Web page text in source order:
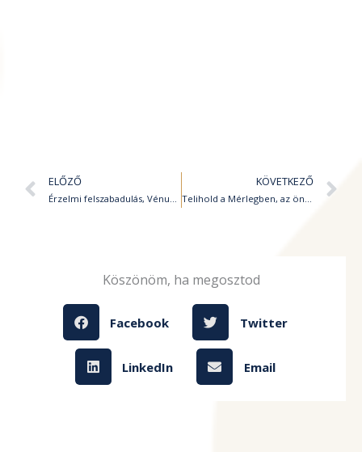
Előző
ELŐZŐ
Érzelmi felszabadulás, Vénusz-Uránusz együttállás
KÖVETKEZŐ
Telihold a Mérlegben, az önmagamhoz méltó egyensúly kiteljesedése
Köszönöm, ha megosztod
Facebook Twitter
LinkedIn Email